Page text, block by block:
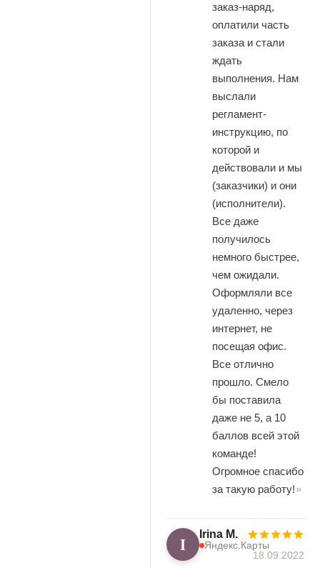
заказ-наряд,
оплатили часть
заказа и стали
ждать
выполнения. Нам
выслали
регламент-
инструкцию, по
которой и
действовали и мы
(заказчики) и они
(исполнители).
Все даже
получилось
немного быстрее,
чем ожидали.
Оформляли все
удаленно, через
интернет, не
посещая офис.
Все отлично
прошло. Смело
бы поставила
даже не 5, а 10
баллов всей этой
команде!
Огромное спасибо
за такую работу!
I Irina M.
Яндекс.Карты
18.09.2022